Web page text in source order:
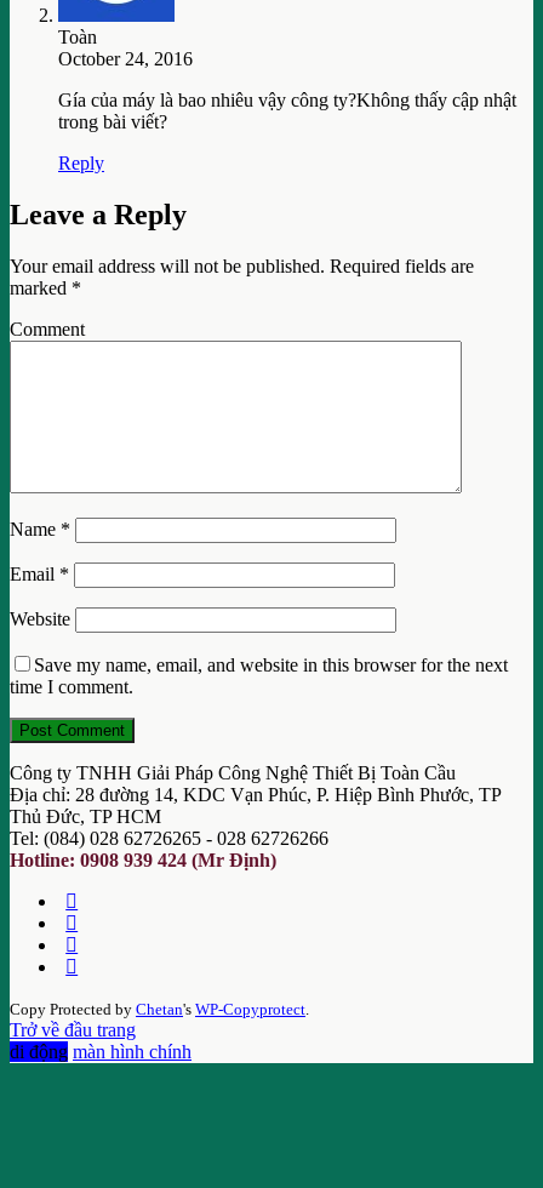
Toàn
October 24, 2016
Gía của máy là bao nhiêu vậy công ty?Không thấy cập nhật
trong bài viết?
Reply
Leave a Reply
Your email address will not be published. Required fields are
marked *
Comment
Name *
Email *
Website
Save my name, email, and website in this browser for the next
time I comment.
Công ty TNHH Giải Pháp Công Nghệ Thiết Bị Toàn Cầu
Địa chỉ: 28 đường 14, KDC Vạn Phúc, P. Hiệp Bình Phước, TP
Thủ Đức, TP HCM
Tel: (084) 028 62726265 - 028 62726266
Hotline: 0908 939 424 (Mr Định)
Copy Protected by Chetan's WP-Copyprotect.
Trở về đầu trang
di động màn hình chính